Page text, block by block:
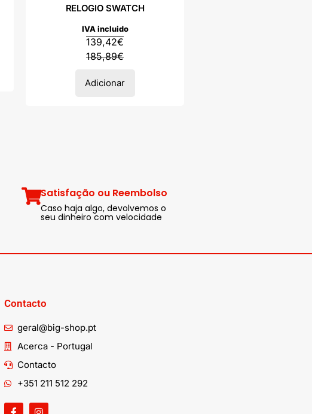
RELOGIO SWATCH
185,89€
139,42€
IVA incluido
Adicionar
Satisfação ou Reembolso
Caso haja algo, devolvemos o
seu dinheiro com velocidade
Contacto
geral@big-shop.pt
Acerca - Portugal
Contacto
+351 211 512 292